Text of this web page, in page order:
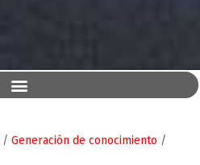
/ Generación de conocimiento /